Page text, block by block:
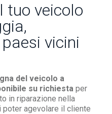
tuo veicolo
vicini
del veicolo a
su richiestaper
in riparazione nella
agevolare il cliente